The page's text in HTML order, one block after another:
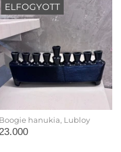
ELFOGYOTT
Boogie hanukia, Lubloy
23.000